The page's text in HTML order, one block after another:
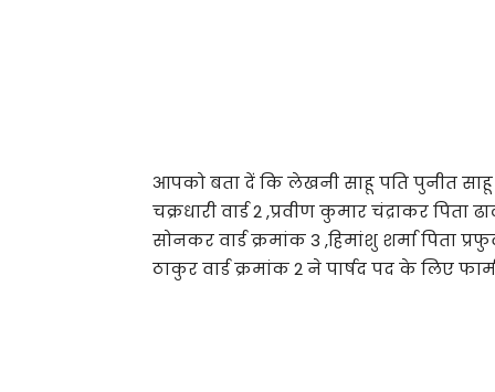
आपको बता दें कि लेखनी साहू पति पुनीत साहू
चक्रधारी वार्ड 2 ,प्रवीण कुमार चंद्राकर पिता
सोनकर वार्ड क्रमांक 3 ,हिमांशु शर्मा पिता
ठाकुर वार्ड क्रमांक 2 ने पार्षद पद के लिए